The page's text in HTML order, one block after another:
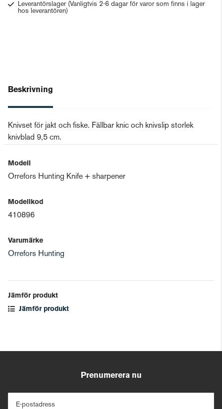
Leverantörslager (Vanligtvis 2-6 dagar för varor som finns i lager
hos leverantören)
Beskrivning
Knivset för jakt och fiske. Fällbar knic och knivslip storlek
knivblad 9,5 cm.
Modell
Orrefors Hunting Knife + sharpener
Modellkod
410896
Varumärke
Orrefors Hunting
Jämför produkt
Jämför produkt
Prenumerera nu
E-postadress